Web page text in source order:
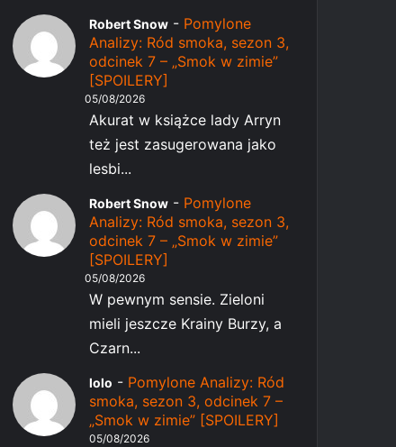
Robert Snow - Pomylone
Analizy: Ród smoka, sezon 3,
odcinek 7 – „Smok w zimie”
[SPOILERY]
05/08/2026
Akurat w książce lady Arryn
też jest zasugerowana jako
lesbi...
Robert Snow - Pomylone
Analizy: Ród smoka, sezon 3,
odcinek 7 – „Smok w zimie”
[SPOILERY]
05/08/2026
W pewnym sensie. Zieloni
mieli jeszcze Krainy Burzy, a
Czarn...
lolo - Pomylone Analizy: Ród
smoka, sezon 3, odcinek 7 –
„Smok w zimie” [SPOILERY]
05/08/2026